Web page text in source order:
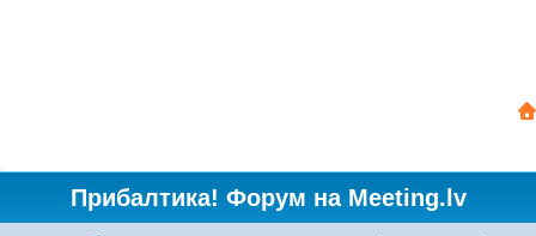
Прибалтика! Форум на Meeting.lv